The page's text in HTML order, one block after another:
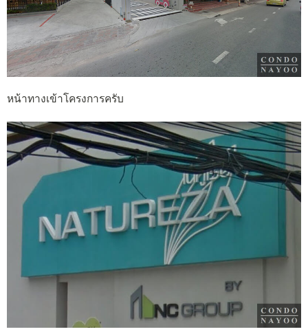
หน้าทางเข้าโครงการครับ